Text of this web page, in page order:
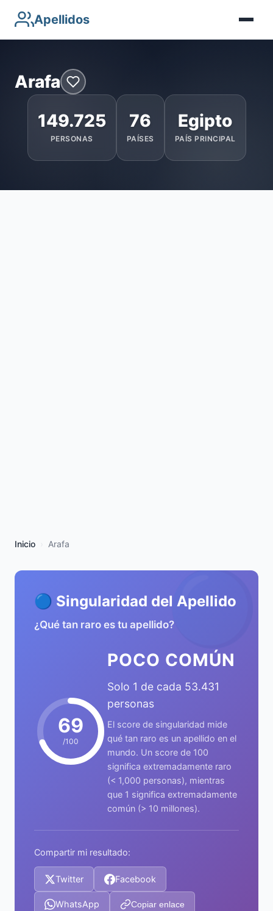
Apellidos
Arafa
149.725
PERSONAS
76
PAÍSES
Egipto
PAÍS PRINCIPAL
Inicio Arafa
🔵
🔵 Singularidad del Apellido
¿Qué tan raro es tu apellido?
69
/100
POCO COMÚN
Solo 1 de cada 53.431
personas
El score de singularidad mide
qué tan raro es un apellido en el
mundo. Un score de 100
significa extremadamente raro
(< 1,000 personas), mientras
que 1 significa extremadamente
común (> 10 millones).
Compartir mi resultado:
Twitter Facebook
WhatsApp Copiar enlace